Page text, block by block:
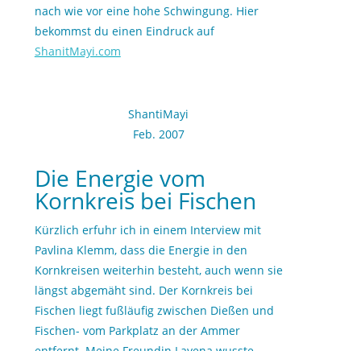
nach wie vor eine hohe Schwingung. Hier
bekommst du einen Eindruck auf
ShanitMayi.com
ShantiMayi
Feb. 2007
Die Energie vom
Kornkreis bei Fischen
Kürzlich erfuhr ich in einem Interview mit
Pavlina Klemm, dass die Energie in den
Kornkreisen weiterhin besteht, auch wenn sie
längst abgemäht sind. Der Kornkreis bei
Fischen liegt fußläufig zwischen Dießen und
Fischen- vom Parkplatz an der Ammer